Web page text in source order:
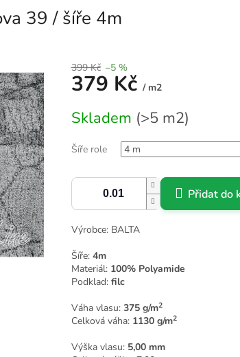
39 / šíře 4m
399 Kč –5 %
379 Kč / m2
cena:
Skladem (>5 m2)
Šíře role
Přidat do
Výrobce: BALTA
Šíře: 4m
Materiál: 100% Polyamide
Podklad: filc
Váha vlasu: 375 g/m2
Celková váha: 1130 g/m2
Výška vlasu: 5,00 mm